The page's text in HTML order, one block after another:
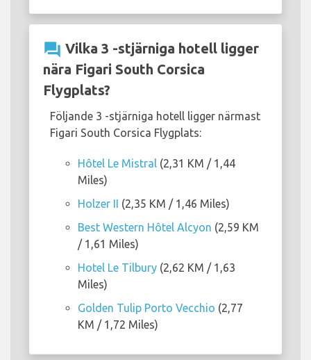
question_answer Vilka 3 -stjärniga hotell ligger
nära Figari South Corsica
Flygplats?
Följande 3 -stjärniga hotell ligger närmast
Figari South Corsica Flygplats:
Hôtel Le Mistral (2,31 KM / 1,44
Miles)
Holzer II (2,35 KM / 1,46 Miles)
Best Western Hôtel Alcyon (2,59 KM
/ 1,61 Miles)
Hotel Le Tilbury (2,62 KM / 1,63
Miles)
Golden Tulip Porto Vecchio (2,77
KM / 1,72 Miles)